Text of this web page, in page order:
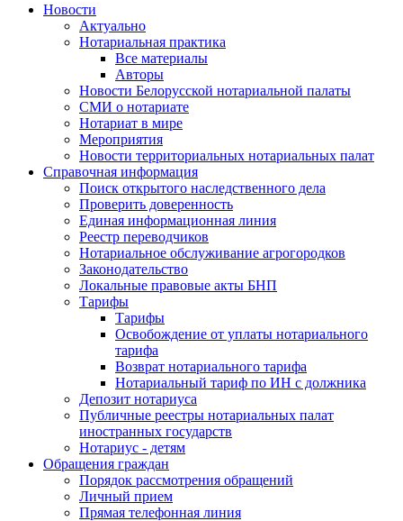
Новости
Актуально
Нотариальная практика
Все материалы
Авторы
Новости Белорусской нотариальной палаты
СМИ о нотариате
Нотариат в мире
Мероприятия
Новости территориальных нотариальных палат
Справочная информация
Поиск открытого наследственного дела
Проверить доверенность
Единая информационная линия
Реестр переводчиков
Нотариальное обслуживание агрогородков
Законодательство
Локальные правовые акты БНП
Тарифы
Тарифы
Освобождение от уплаты нотариального
тарифа
Возврат нотариального тарифа
Нотариальный тариф по ИН с должника
Депозит нотариуса
Публичные реестры нотариальных палат
иностранных государств
Нотариус - детям
Обращения граждан
Порядок рассмотрения обращений
Личный прием
Прямая телефонная линия